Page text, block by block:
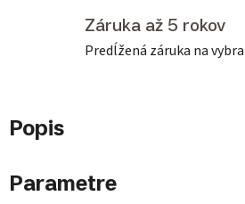
Záruka až 5 rokov
Predĺžená záruka na
Popis
Parametre